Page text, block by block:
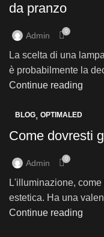
da pranzo
Admin 0
La scelta di una
è probabilmente la
Continue reading
BLOG, OPTIMALED
Come dovresti
Admin 0
L'illuminazione,
estetica. Ha una
Continue reading